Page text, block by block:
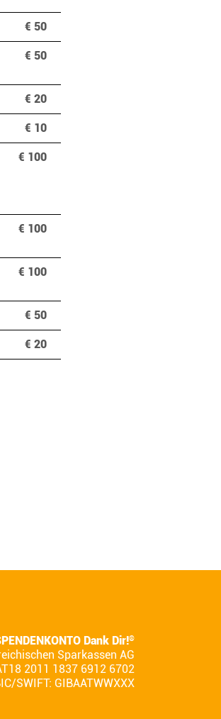
€ 50
€ 50
€ 20
€ 10
€ 100
€ 100
€ 100
€ 50
€ 20
Dank Dir!®
Sparkassen AG
2011 1837 6912 6702
SWIFT: GIBAATWWXXX